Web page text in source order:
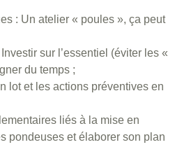
: Un atelier « poules », ça peut
sur l’essentiel (éviter les «
du temps ;
lot et les actions préventives en
liés à la mise en
pondeuses et élaborer son plan